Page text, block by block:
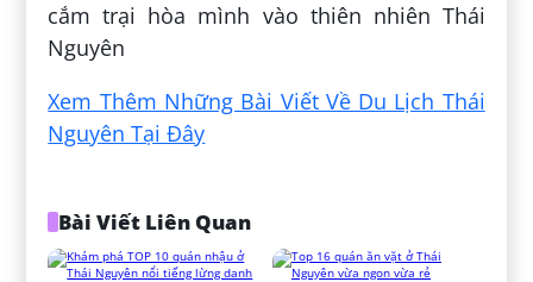
cắm trại hòa mình vào thiên nhiên Thái
Nguyên
Xem Thêm Những Bài Viết Về Du Lịch Thái
Nguyên Tại Đây
Bài Viết Liên Quan